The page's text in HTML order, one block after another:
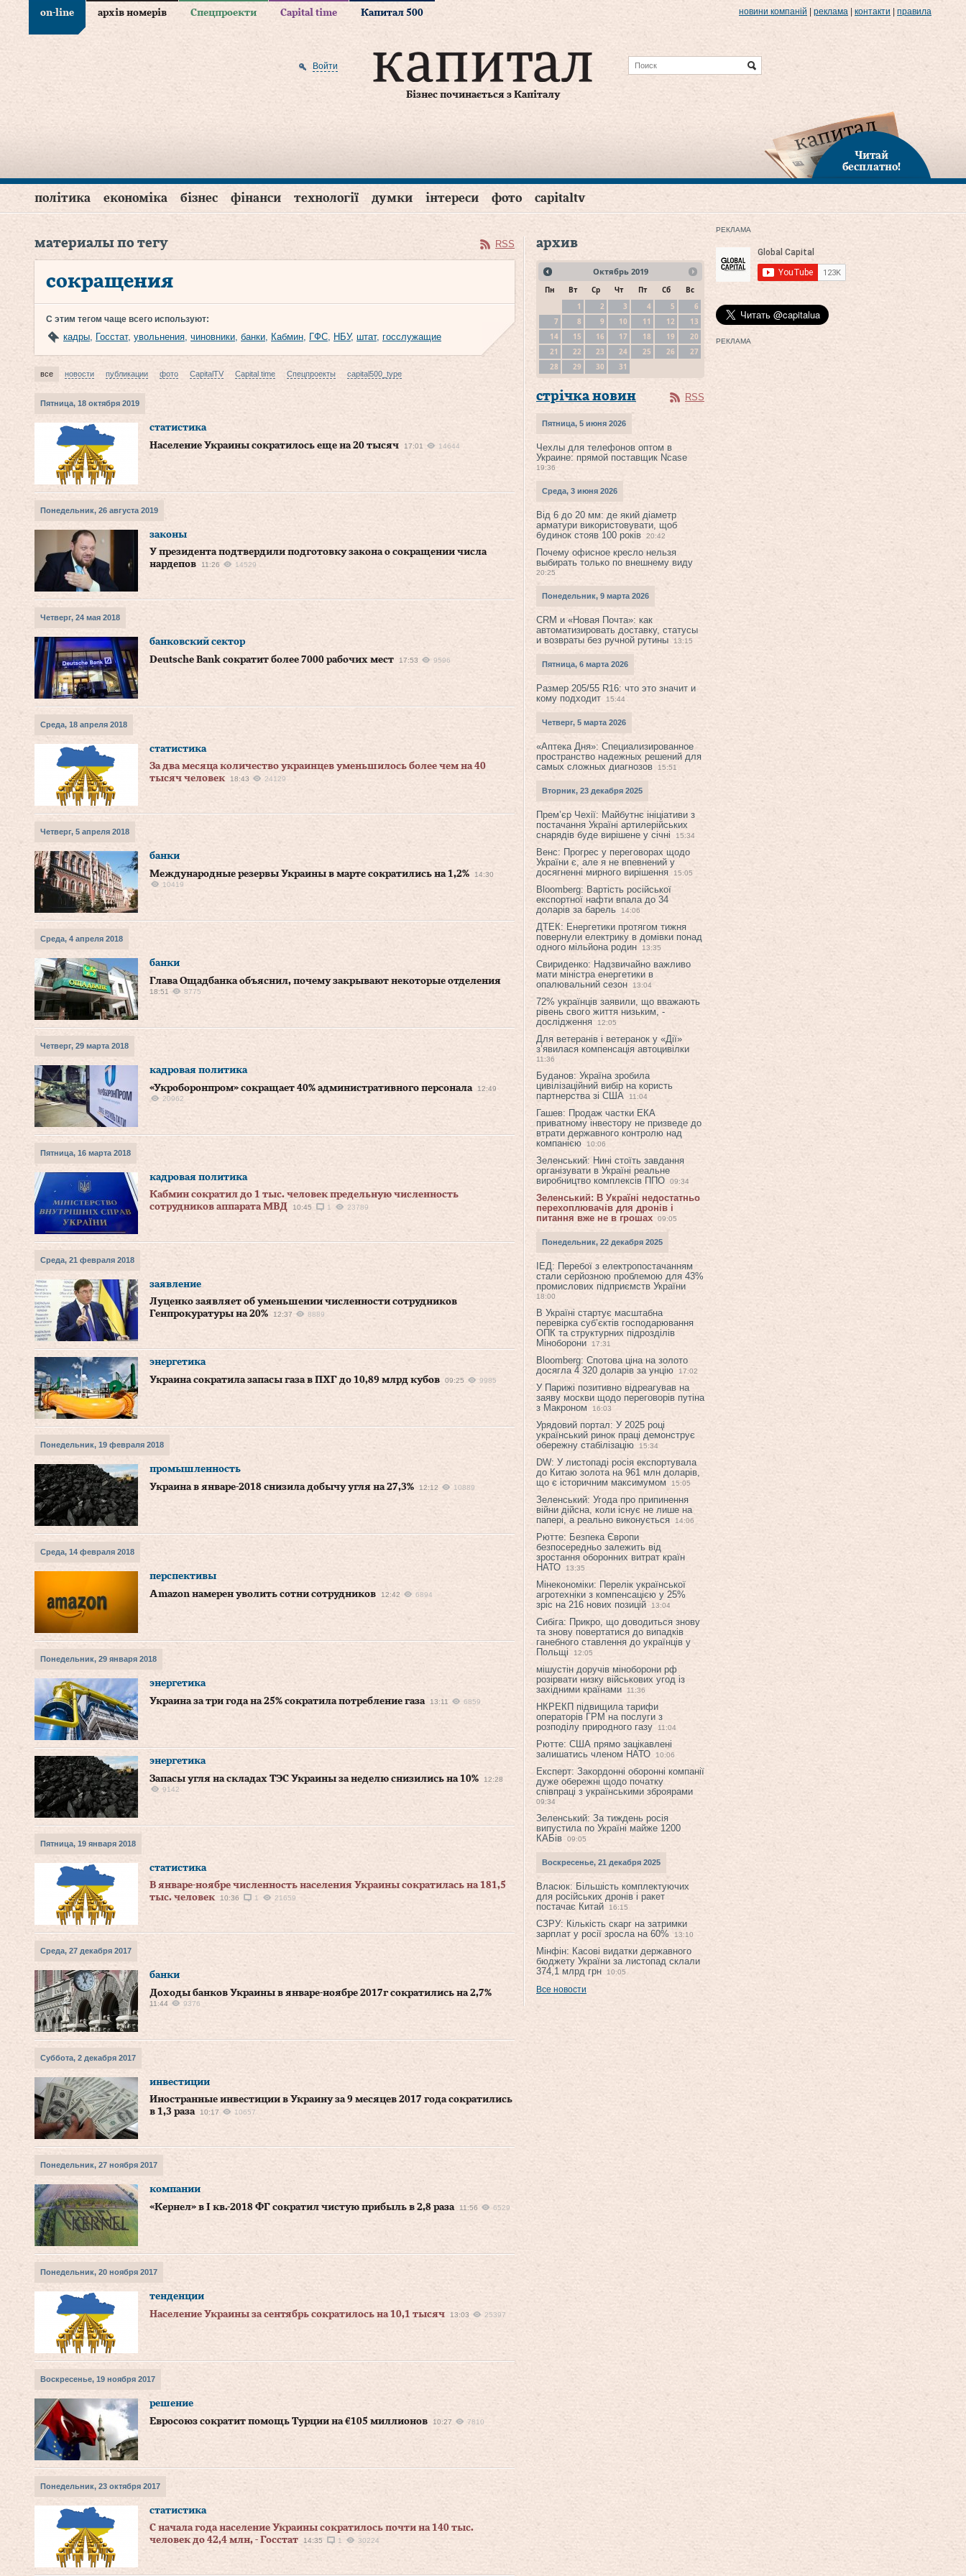
on-line архів номерів Спецпроекти Capital time Капитал 500 новини компаній реклама контакти правила
Бізнес починається з Капіталу
Войти
Читай
бесплатно!
політика економіка бізнес фінанси технології думки інтереси фото capitaltv
материалы по тегу RSS
сокращения
С этим тегом чаще всего используют:
кадры, Госстат, увольнения, чиновники, банки, Кабмин, ГФС, НБУ, штат, госслужащие
все новости публикации фото CapitalTV Capital time Спецпроекты capital500_type
Пятница, 18 октября 2019
статистика
Население Украины сократилось еще на 20 тысяч
17:01 14644
Понедельник, 26 августа 2019
законы
У президента подтвердили подготовку закона о сокращении числа
нардепов
11:26 14529
Четверг, 24 мая 2018
банковский сектор
Deutsche Bank сократит более 7000 рабочих мест
17:53 9596
Среда, 18 апреля 2018
статистика
За два месяца количество украинцев уменьшилось более чем на 40
тысяч человек
18:43 24129
Четверг, 5 апреля 2018
банки
Международные резервы Украины в марте сократились на 1,2%
14:30
10419
Среда, 4 апреля 2018
банки
Глава Ощадбанка объяснил, почему закрывают некоторые отделения
18:51 8775
Четверг, 29 марта 2018
кадровая политика
«Укроборонпром» сокращает 40% административного персонала
12:49
20962
Пятница, 16 марта 2018
кадровая политика
Кабмин сократил до 1 тыс. человек предельную численность
сотрудников аппарата МВД
10:45 1 23789
Среда, 21 февраля 2018
заявление
Луценко заявляет об уменьшении численности сотрудников
Генпрокуратуры на 20%
12:37 8889
энергетика
Украина сократила запасы газа в ПХГ до 10,89 млрд кубов
09:25 9985
Понедельник, 19 февраля 2018
промышленность
Украина в январе-2018 снизила добычу угля на 27,3%
12:12 10889
Среда, 14 февраля 2018
перспективы
Amazon намерен уволить сотни сотрудников
12:42 6894
Понедельник, 29 января 2018
энергетика
Украина за три года на 25% сократила потребление газа
13:11 6859
энергетика
Запасы угля на складах ТЭС Украины за неделю снизились на 10%
12:28
9142
Пятница, 19 января 2018
статистика
В январе-ноябре численность населения Украины сократилась на 181,5
тыс. человек
10:36 1 21659
Среда, 27 декабря 2017
банки
Доходы банков Украины в январе-ноябре 2017г сократились на 2,7%
11:44 9376
Суббота, 2 декабря 2017
инвестиции
Иностранные инвестиции в Украину за 9 месяцев 2017 года сократились
в 1,3 раза
10:17 10657
Понедельник, 27 ноября 2017
компании
«Кернел» в І кв.-2018 ФГ сократил чистую прибыль в 2,8 раза
11:56 6529
Понедельник, 20 ноября 2017
тенденции
Население Украины за сентябрь сократилось на 10,1 тысяч
13:03 25397
Воскресенье, 19 ноября 2017
решение
Евросоюз сократит помощь Турции на €105 миллионов
10:27 7810
Понедельник, 23 октября 2017
статистика
С начала года население Украины сократилось почти на 140 тыс.
человек до 42,4 млн, - Госстат
14:35 1 30224
архив
Октябрь 2019
Пн Вт Ср Чт Пт Сб
Вс
1
2 3 4 5
6
7
8 9 10 11 12
13
14
15 16 17 18 19
20
21
22 23 24 25 26
27
28
29 30 31
стрічка новин RSS
Пятница, 5 июня 2026
Чехлы для телефонов оптом в
Украине: прямой поставщик Ncase
19:36
Среда, 3 июня 2026
Від 6 до 20 мм: де який діаметр
арматури використовувати, щоб
будинок стояв 100 років
20:42
Почему офисное кресло нельзя
выбирать только по внешнему виду
20:25
Понедельник, 9 марта 2026
CRM и «Новая Почта»: как
автоматизировать доставку, статусы
и возвраты без ручной рутины
13:15
Пятница, 6 марта 2026
Размер 205/55 R16: что это значит и
кому подходит
15:44
Четверг, 5 марта 2026
«Аптека Дня»: Специализированное
пространство надежных решений для
самых сложных диагнозов
15:51
Вторник, 23 декабря 2025
Прем’єр Чехії: Майбутнє ініціативи з
постачання Україні артилерійських
снарядів буде вирішене у січні
15:34
Венс: Прогрес у переговорах щодо
України є, але я не впевнений у
досягненні мирного вирішення
15:05
Bloomberg: Вартість російської
експортної нафти впала до 34
доларів за барель
14:06
ДТЕК: Енергетики протягом тижня
повернули електрику в домівки понад
одного мільйона родин
13:35
Свириденко: Надзвичайно важливо
мати міністра енергетики в
опалювальний сезон
13:04
72% українців заявили, що вважають
рівень свого життя низьким, -
дослідження
12:05
Для ветеранів і ветеранок у «Дії»
з’явилася компенсація автоцивілки
11:36
Буданов: Україна зробила
цивілізаційний вибір на користь
партнерства зі США
11:04
Гашев: Продаж частки ЕКА
приватному інвестору не призведе до
втрати державного контролю над
компанією
10:06
Зеленський: Нині стоїть завдання
організувати в Україні реальне
виробництво комплексів ППО
09:34
Зеленський: В Україні недостатньо
перехоплювачів для дронів і
питання вже не в грошах
09:05
Понедельник, 22 декабря 2025
ІЕД: Перебої з електропостачанням
стали серйозною проблемою для 43%
промислових підприємств України
18:00
В Україні стартує масштабна
перевірка суб’єктів господарювання
ОПК та структурних підрозділів
Міноборони
17:31
Bloomberg: Спотова ціна на золото
досягла 4 320 доларів за унцію
17:02
У Парижі позитивно відреагував на
заяву москви щодо переговорів путіна
з Макроном
16:03
Урядовий портал: У 2025 році
український ринок праці демонструє
обережну стабілізацію
15:34
DW: У листопаді росія експортувала
до Китаю золота на 961 млн доларів,
що є історичним максимумом
15:05
Зеленський: Угода про припинення
війни дійсна, коли існує не лише на
папері, а реально виконується
14:06
Рютте: Безпека Європи
безпосередньо залежить від
зростання оборонних витрат країн
НАТО
13:35
Мінекономіки: Перелік української
агротехніки з компенсацією у 25%
зріс на 216 нових позицій
13:04
Сибіга: Прикро, що доводиться знову
та знову повертатися до випадків
ганебного ставлення до українців у
Польщі
12:05
мішустін доручів міноборони рф
розірвати низку військових угод із
західними країнами
11:36
НКРЕКП підвищила тарифи
операторів ГРМ на послуги з
розподілу природного газу
11:04
Рютте: США прямо зацікавлені
залишатись членом НАТО
10:06
Експерт: Закордонні оборонні компанії
дуже обережні щодо початку
співпраці з українськими зброярами
09:34
Зеленський: За тиждень росія
випустила по Україні майже 1200
КАБів
09:05
Воскресенье, 21 декабря 2025
Власюк: Більшість комплектуючих
для російських дронів і ракет
постачає Китай
16:15
СЗРУ: Кількість скарг на затримки
зарплат у росії зросла на 60%
13:10
Мінфін: Касові видатки державного
бюджету України за листопад склали
374,1 млрд грн
10:05
Все новости
РЕКЛАМА
РЕКЛАМА